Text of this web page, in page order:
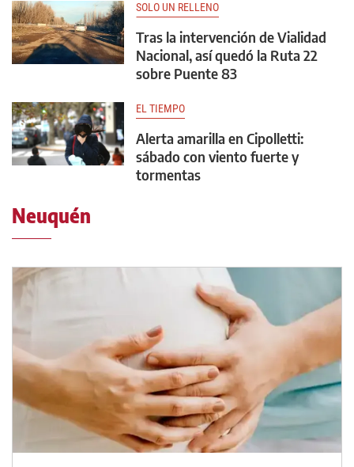
SOLO UN RELLENO
Tras la intervención de Vialidad
Nacional, así quedó la Ruta 22
sobre Puente 83
EL TIEMPO
Alerta amarilla en Cipolletti:
sábado con viento fuerte y
tormentas
Neuquén